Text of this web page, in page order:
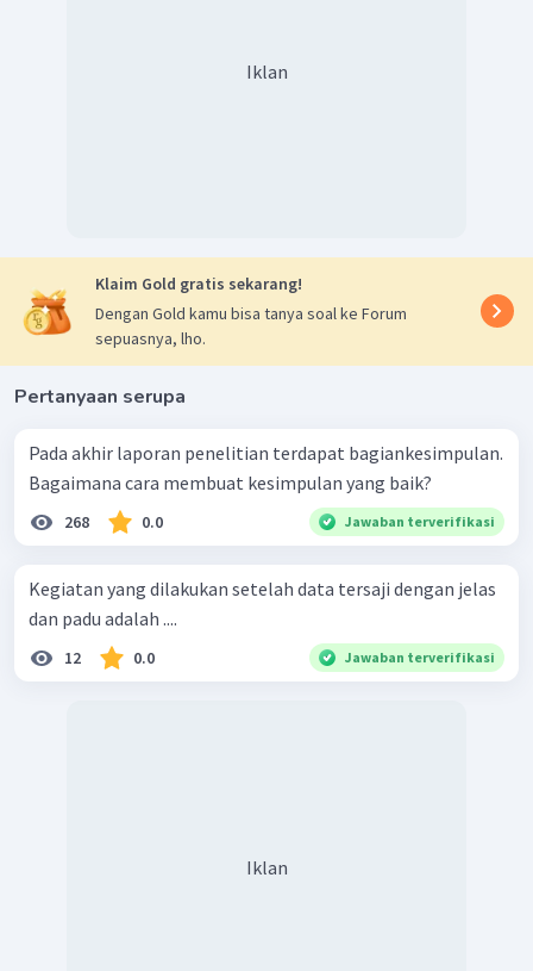
Iklan
Klaim Gold gratis sekarang!
Dengan Gold kamu bisa tanya soal ke Forum
sepuasnya, lho.
Pertanyaan serupa
Pada akhir laporan penelitian terdapat bagiankesimpulan.
Bagaimana cara membuat kesimpulan yang baik?
268 0.0 Jawaban terverifikasi
Kegiatan yang dilakukan setelah data tersaji dengan jelas
dan padu adalah ....
12 0.0 Jawaban terverifikasi
Iklan